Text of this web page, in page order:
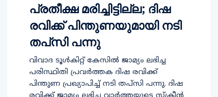
പ്രതീക്ഷ മരിച്ചിട്ടില്ല; ദിഷ
രവിക്ക് പിന്തുണയുമായി നടി
തപ്‌സി പന്നു
വിവാദ ടൂള്‍കിറ്റ് കേസില്‍ ജാമ്യം ലഭിച്ച
പരിസ്ഥിതി പ്രവര്‍ത്തക ദിഷ രവിക്ക്
പിന്തുണ പ്രഖ്യാപിച്ച് നടി തപ്‌സി പന്നു. ദിഷ